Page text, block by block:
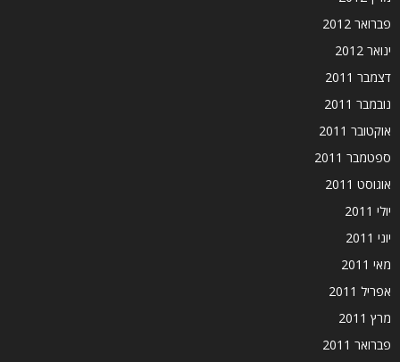
פברואר 2012
ינואר 2012
דצמבר 2011
נובמבר 2011
אוקטובר 2011
ספטמבר 2011
אוגוסט 2011
יולי 2011
יוני 2011
מאי 2011
אפריל 2011
מרץ 2011
פברואר 2011